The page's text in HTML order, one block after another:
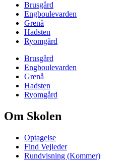
Brusgård
Engboulevarden
Grenå
Hadsten
Ryomgård
Brusgård
Engboulevarden
Grenå
Hadsten
Ryomgård
Om Skolen
Optagelse
Find Vejleder
Rundvisning (Kommer)